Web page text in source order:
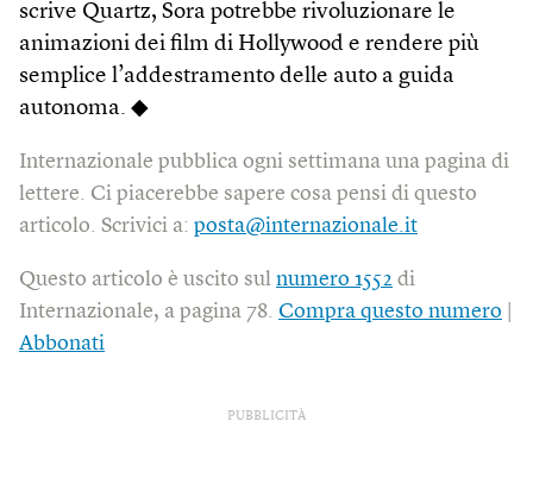
scrive Quartz, Sora potrebbe rivoluzionare le
animazioni dei film di Hollywood e rendere più
semplice l’addestramento delle auto a guida
autonoma. ◆
Internazionale pubblica ogni settimana una pagina di
lettere. Ci piacerebbe sapere cosa pensi di questo
articolo. Scrivici a: posta@internazionale.it
Questo articolo è uscito sul numero 1552 di
Internazionale, a pagina 78. Compra questo numero
Abbonati
PUBBLICITÀ